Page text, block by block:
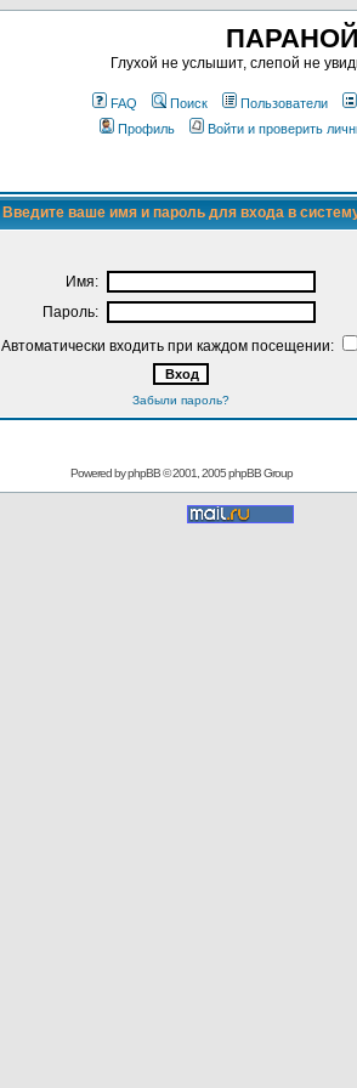
Глухой не услышит, слепой не
FAQ Поиск Пользователи
Профиль
Войти и проверить
Введите ваше имя и пароль для входа в
Имя:
Пароль:
Автоматически входить при каждом посещении:
Забыли пароль?
Powered byphpBB© 2001, 2005 phpBB Group